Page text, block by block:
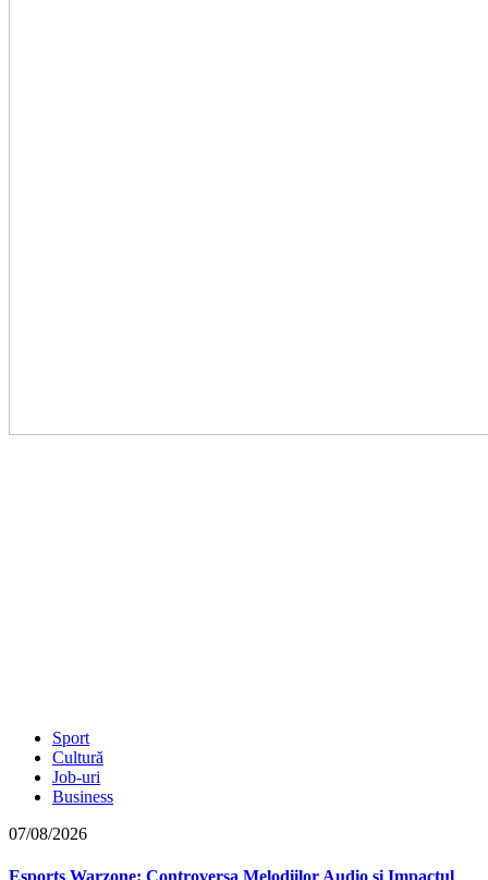
Sport
Cultură
Job-uri
Business
07/08/2026
Esports Warzone: Controversa Melodiilor Audio și Impactul